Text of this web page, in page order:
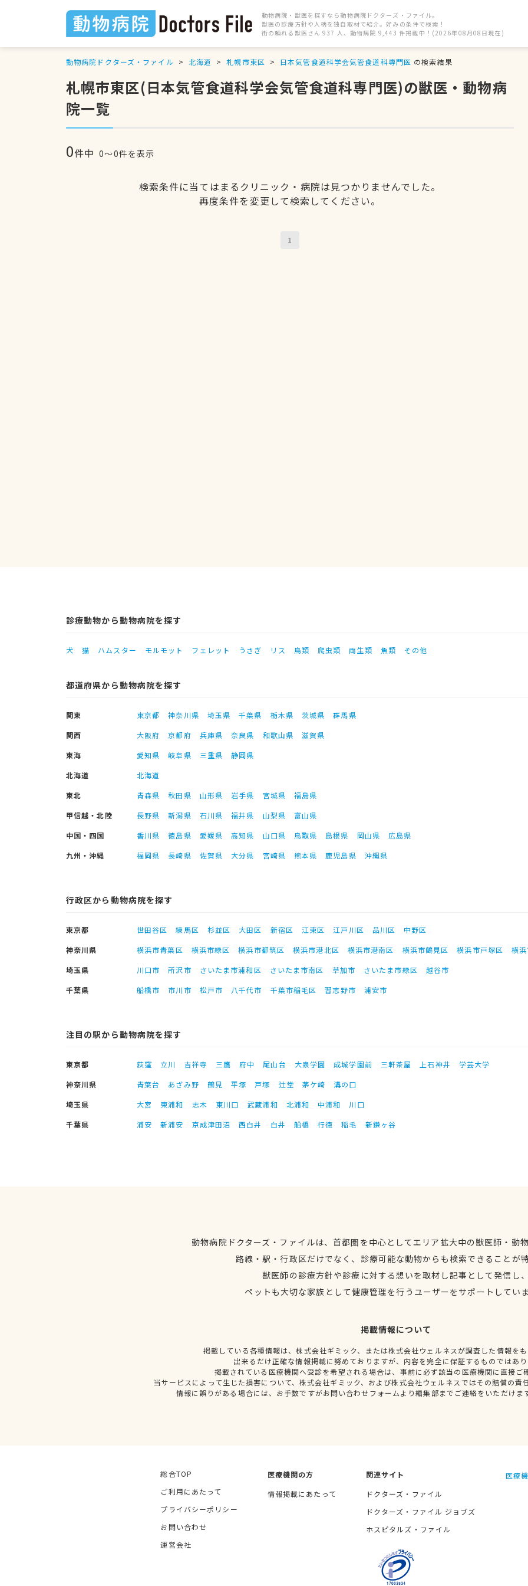
動物病院・獣医を探すなら動物病院ドクターズ・ファイル。
獣医の診療方針や人柄を独自取材で紹介。好みの条件で検索！
街の頼れる獣医さん 937 人、動物病院 9,443 件掲載中！(2026年08月08日現在)
動物病院ドクターズ・ファイル 北海道 札幌市東区 日本気管食道科学会気管食道科専門医 の検索結果
札幌市東区(日本気管食道科学会気管食道科専門医)の獣医・動物病
院一覧
0件中 0〜0件を表示
検索条件に当てはまるクリニック・病院は見つかりませんでした。
再度条件を変更して検索してください。
1
診療動物から動物病院を探す
犬 猫 ハムスター モルモット フェレット うさぎ リス 鳥類 爬虫類 両生類 魚類 その他
都道府県から動物病院を探す
関東 東京都 神奈川県 埼玉県 千葉県 栃木県 茨城県
群馬県
関西
大阪府 京都府 兵庫県 奈良県 和歌山県
滋賀県
東海
愛知県 岐阜県 三重県
静岡県
北海道
北海道
東北
青森県 秋田県 山形県 岩手県 宮城県
福島県
甲信越・北陸
長野県 新潟県 石川県 福井県 山梨県
富山県
中国・四国
香川県 徳島県 愛媛県 高知県 山口県 鳥取県 島根県 岡山県
広島県
九州・沖縄
福岡県 長崎県 佐賀県 大分県 宮崎県 熊本県 鹿児島県 沖縄県
行政区から動物病院を探す
東京都 世田谷区 練馬区 杉並区 大田区 新宿区 江東区 江戸川区 品川区
中野区
神奈川県
横浜市青葉区 横浜市緑区 横浜市都筑区 横浜市港北区 横浜市港南区 横浜市鶴見区 横浜市戸塚区
横
埼玉県
川口市 所沢市 さいたま市浦和区 さいたま市南区 草加市 さいたま市緑区
越谷市
千葉県
船橋市 市川市 松戸市 八千代市 千葉市稲毛区 習志野市 浦安市
注目の駅から動物病院を探す
東京都 荻窪 立川 吉祥寺 三鷹 府中 尾山台 大泉学園 成城学園前 三軒茶屋 上石神井
学芸大学
神奈川県
青葉台 あざみ野 鶴見 平塚 戸塚 辻堂 茅ケ崎
溝の口
埼玉県
大宮 東浦和 志木 東川口 武蔵浦和 北浦和 中浦和
川口
千葉県
浦安 新浦安 京成津田沼 西白井 白井 船橋 行徳 稲毛 新鎌ヶ谷
動物病院ドクターズ・ファイルは、首都圏を中心としてエリア拡大中の獣医師・動
路線・駅・行政区だけでなく、診療可能な動物からも検索できることが
獣医師の診療方針や診療に対する想いを取材し記事として発信し
ペットも大切な家族として健康管理を行うユーザーをサポートしてい
掲載情報について
掲載している各種情報は、株式会社ギミック、または株式会社ウェルネスが調査した情報を
出来るだけ正確な情報掲載に努めておりますが、内容を完全に保証するものではあ
掲載されている医療機関へ受診を希望される場合は、事前に必ず該当の医療機関に直接ご
当サービスによって生じた損害について、株式会社ギミック、および株式会社ウェルネスではその賠償の責
情報に誤りがある場合には、お手数ですがお問い合わせフォームより編集部までご連絡をいただけま
総合TOP
ご利用にあたって
プライバシーポリシー
お問い合わせ
運営会社
医療機関の方
情報掲載にあたって
関連サイト
ドクターズ・ファイル
ドクターズ・ファイル ジョブズ
ホスピタルズ・ファイル
医療